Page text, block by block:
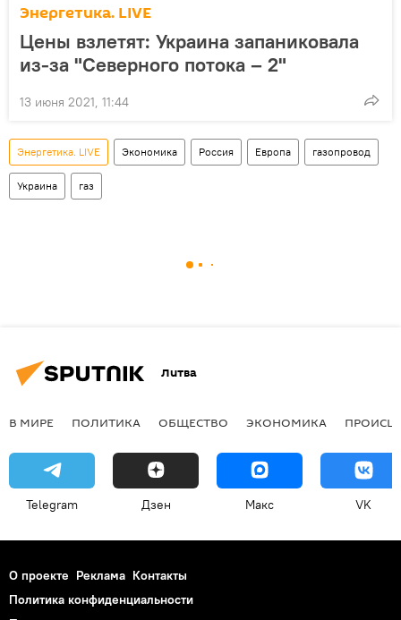
Энергетика. LIVE
Цены взлетят: Украина запаниковала
из-за "Северного потока – 2"
13 июня 2021, 11:44
Энергетика. LIVE Экономика Россия Европа газопровод
Украина газ
Литва
В МИРЕ ПОЛИТИКА ОБЩЕСТВО ЭКОНОМИКА
Telegram Дзен Макс VK
О проекте Реклама Контакты
Политика конфиденциальности